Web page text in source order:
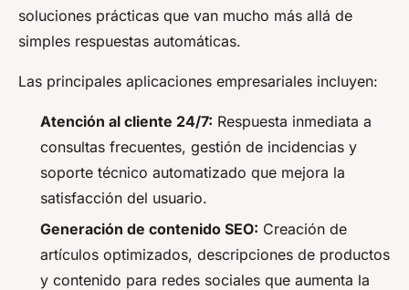
soluciones prácticas que van mucho más allá de
simples respuestas automáticas.
Las principales aplicaciones empresariales incluyen:
Atención al cliente 24/7: Respuesta inmediata a
consultas frecuentes, gestión de incidencias y
soporte técnico automatizado que mejora la
satisfacción del usuario.
Generación de contenido SEO: Creación de
artículos optimizados, descripciones de productos
y contenido para redes sociales que aumenta la